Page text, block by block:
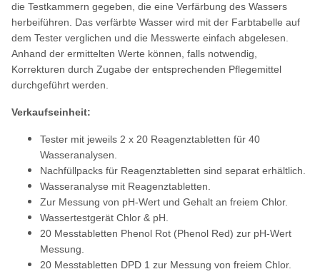
die Testkammern gegeben, die eine Verfärbung des Wassers
herbeiführen. Das verfärbte Wasser wird mit der Farbtabelle auf
dem Tester verglichen und die Messwerte einfach abgelesen.
Anhand der ermittelten Werte können, falls notwendig,
Korrekturen durch Zugabe der entsprechenden Pflegemittel
durchgeführt werden.
Verkaufseinheit:
Tester mit jeweils 2 x 20 Reagenztabletten für 40
Wasseranalysen.
Nachfüllpacks für Reagenztabletten sind separat erhältlich.
Wasseranalyse mit Reagenztabletten.
Zur Messung von pH-Wert und Gehalt an freiem Chlor.
Wassertestgerät Chlor & pH.
20 Messtabletten Phenol Rot (Phenol Red) zur pH-Wert
Messung.
20 Messtabletten DPD 1 zur Messung von freiem Chlor.